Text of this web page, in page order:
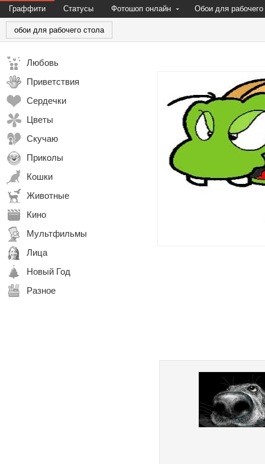
Граффити Статусы Фотошоп онлайн Обои для рабочего
обои для рабочего стола
Любовь
Приветствия
Сердечки
Цветы
Скучаю
Приколы
Кошки
Животные
Кино
Мультфильмы
Лица
Новый Год
Разное